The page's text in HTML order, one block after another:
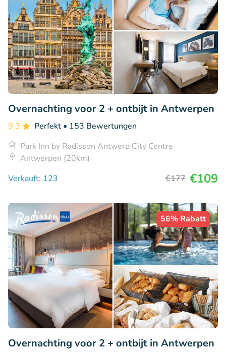
Overnachting voor 2 + ontbijt in Antwerpen
9.3 Perfekt • 153 Bewertungen
Park Inn by Radisson Antwerp City Centre
Antwerpen (20km)
Verkauft: 123
€177 €109
56% Rabatt
Overnachting voor 2 + ontbijt in Antwerpen